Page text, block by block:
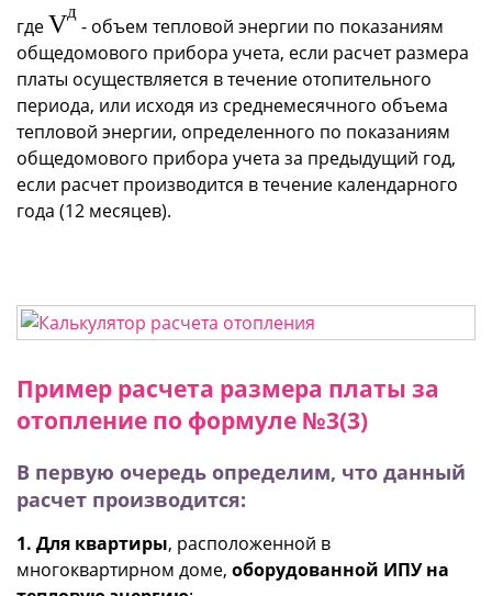
гдеVд
- объем тепловой энергии по показаниям
общедомового прибора учета, если расчет размера
платы осуществляется в течение отопительного
периода, или исходя из среднемесячного объема
тепловой энергии, определенного по показаниям
общедомового прибора учета за предыдущий год,
если расчет производится в течение календарного
года (12 месяцев).
Пример расчета размера платы за
отопление по формуле №3(3)
В первую очередь определим, что данный
расчет производится:
1. Для квартиры, расположенной в
многоквартирном доме, оборудованной ИПУ на